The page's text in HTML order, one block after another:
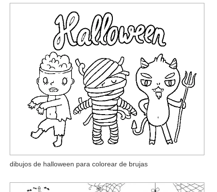
dibujos de halloween para colorear de brujas